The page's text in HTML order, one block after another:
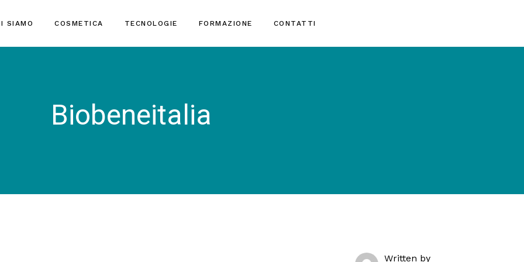
SIAMO COSMETICA TECNOLOGIE FORMAZIONE CONTATTI
Biobeneitalia
Written by